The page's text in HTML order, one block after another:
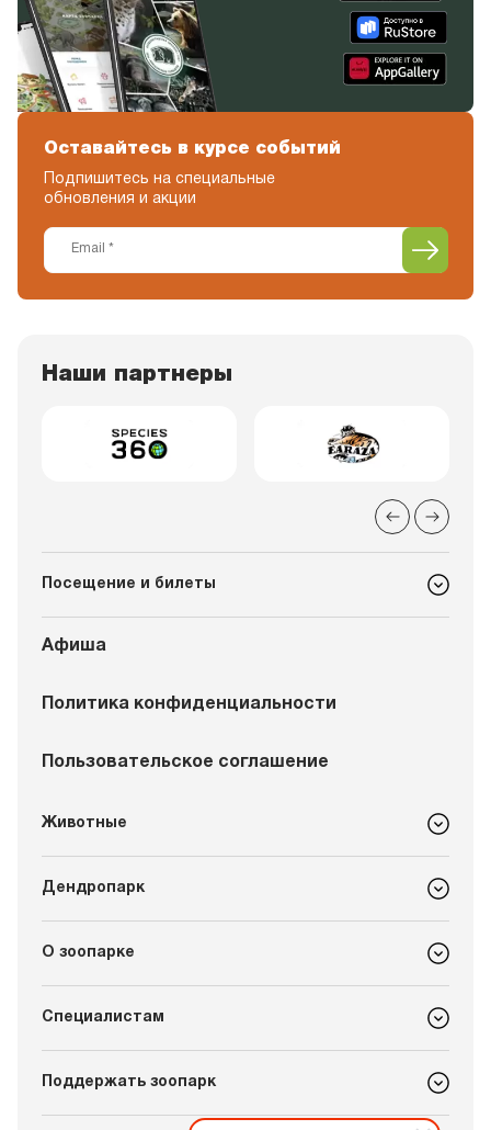
Оставайтесь в курсе событий
Подпишитесь на специальные
обновления и акции
Наши партнеры
Посещение и билеты
Афиша
Политика конфиденциальности
Пользовательское соглашение
Животные
Дендропарк
О зоопарке
Специалистам
Поддержать зоопарк